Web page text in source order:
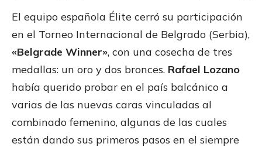
El equipo española Élite cerró su participación
en el Torneo Internacional de Belgrado (Serbia),
«Belgrade Winner», con una cosecha de tres
medallas: un oro y dos bronces. Rafael Lozano
había querido probar en el país balcánico a
varias de las nuevas caras vinculadas al
combinado femenino, algunas de las cuales
están dando sus primeros pasos en el siempre